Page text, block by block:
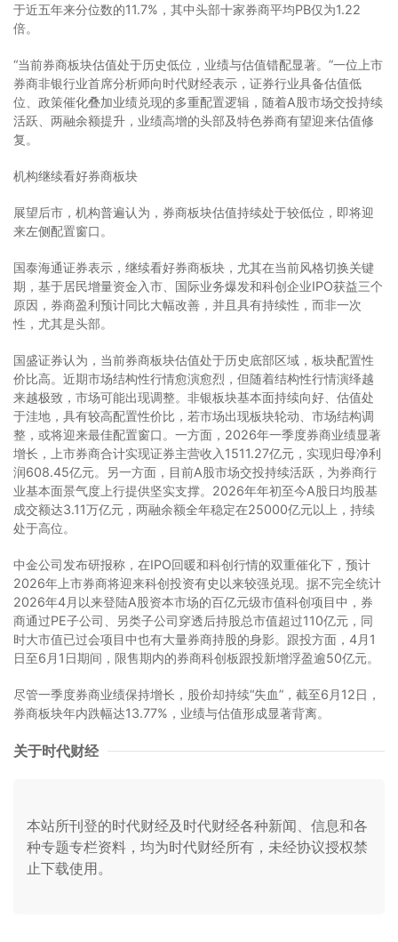
于近五年来分位数的11.7%，其中头部十家券商平均PB仅为1.22
倍。
“当前券商板块估值处于历史低位，业绩与估值错配显著。”一位上市
券商非银行业首席分析师向时代财经表示，证券行业具备估值低
位、政策催化叠加业绩兑现的多重配置逻辑，随着A股市场交投持续
活跃、两融余额提升，业绩高增的头部及特色券商有望迎来估值修
复。
机构继续看好券商板块
展望后市，机构普遍认为，券商板块估值持续处于较低位，即将迎
来左侧配置窗口。
国泰海通证券表示，继续看好券商板块，尤其在当前风格切换关键
期，基于居民增量资金入市、国际业务爆发和科创企业IPO获益三个
原因，券商盈利预计同比大幅改善，并且具有持续性，而非一次
性，尤其是头部。
国盛证券认为，当前券商板块估值处于历史底部区域，板块配置性
价比高。近期市场结构性行情愈演愈烈，但随着结构性行情演绎越
来越极致，市场可能出现调整。非银板块基本面持续向好、估值处
于洼地，具有较高配置性价比，若市场出现板块轮动、市场结构调
整，或将迎来最佳配置窗口。一方面，2026年一季度券商业绩显著
增长，上市券商合计实现证券主营收入1511.27亿元，实现归母净利
润608.45亿元。另一方面，目前A股市场交投持续活跃，为券商行
业基本面景气度上行提供坚实支撑。2026年年初至今A股日均股基
成交额达3.11万亿元，两融余额全年稳定在25000亿元以上，持续
处于高位。
中金公司发布研报称，在IPO回暖和科创行情的双重催化下，预计
2026年上市券商将迎来科创投资有史以来较强兑现。据不完全统计
2026年4月以来登陆A股资本市场的百亿元级市值科创项目中，券
商通过PE子公司、另类子公司穿透后持股总市值超过110亿元，同
时大市值已过会项目中也有大量券商持股的身影。跟投方面，4月1
日至6月1日期间，限售期内的券商科创板跟投新增浮盈逾50亿元。
尽管一季度券商业绩保持增长，股价却持续“失血”，截至6月12日，
券商板块年内跌幅达13.77%，业绩与估值形成显著背离。
关于时代财经
本站所刊登的时代财经及时代财经各种新闻、信息和各
种专题专栏资料，均为时代财经所有，未经协议授权禁
止下载使用。